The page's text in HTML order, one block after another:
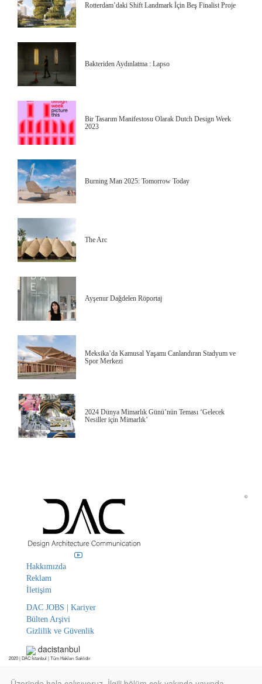
Rotterdam’daki Shift Landmark İçin Beş Finalist Proje
Bakteriden Aydınlatma : Lapso
Bir Tasarım Manifestosu Olarak Dutch Design Week
2023
Burning Man 2025: Tomorrow Today
The Arc
Ayşenur Dağdelen Röportaj
Meksika’da Kamusal Yaşamı Canlandıran Stadyum ve
Spor Merkezi
2024 Dünya Mimarlık Günü’nün Teması ‘Gelecek
Nesiller için Mimarlık’
Hakkımızda
Reklam
İletişim
DAC JOBS | Kariyer
Bülten Arşivi
Gizlilik ve Güvenlik
dacistanbul
©
2020 | DAC İstanbul | Tüm Hakları Saklıdır